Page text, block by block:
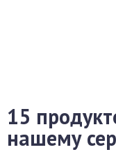
15
нашему